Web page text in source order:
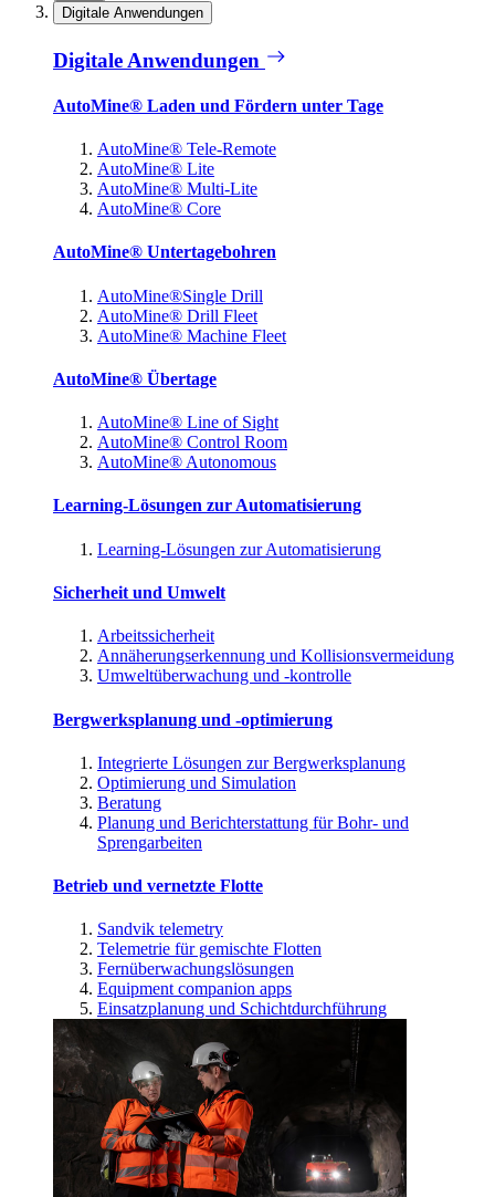
Digitale Anwendungen
Digitale Anwendungen
AutoMine® Laden und Fördern unter Tage
AutoMine® Tele-Remote
AutoMine® Lite
AutoMine® Multi-Lite
AutoMine® Core
AutoMine® Untertagebohren
AutoMine®Single Drill
AutoMine® Drill Fleet
AutoMine® Machine Fleet
AutoMine® Übertage
AutoMine® Line of Sight
AutoMine® Control Room
AutoMine® Autonomous
Learning-Lösungen zur Automatisierung
Learning-Lösungen zur Automatisierung
Sicherheit und Umwelt
Arbeitssicherheit
Annäherungserkennung und Kollisionsvermeidung
Umweltüberwachung und -kontrolle
Bergwerksplanung und -optimierung
Integrierte Lösungen zur Bergwerksplanung
Optimierung und Simulation
Beratung
Planung und Berichterstattung für Bohr- und
Sprengarbeiten
Betrieb und vernetzte Flotte
Sandvik telemetry
Telemetrie für gemischte Flotten
Fernüberwachungslösungen
Equipment companion apps
Einsatzplanung und Schichtdurchführung